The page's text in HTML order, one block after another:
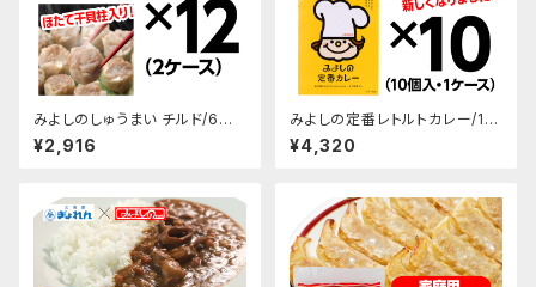
みよしのしゅうまい チルド/6パッ
ク入×2ケース
¥2,916
みよしの定番レトルトカレー/10
パック入・1ケース
¥4,320